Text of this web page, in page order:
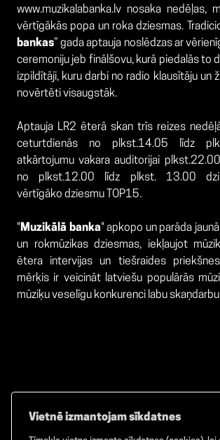
www.muzikalabanka.lv nosaka nedēļas,
vērtīgākās popa un roka dziesmas.
bankas” gada aptauja noslēdzas ar
ceremoniju jeb finālšovu, kurā piedalās to
izpildītāji, kuru darbi no radio klausītāju un
novērtēti visaugstāk.
Aptauja LR2 ēterā skan trīs reizes
ceturtdienās no plkst.14.05 līdz
atkārtojumu vakara auditorijai
no plkst.12.00 līdz plkst. 13.00
vērtīgāko dziesmu TOP15.
"Muzikālā banka" apkopo un parāda
un rokmūzikas dziesmas, iekļaujot
ētera intervijas un tiešraides
mērķis ir veicināt latviešu populārās
mūziķu veselīgu konkurenci labu
Vietnē izmantojam sīkdatnes